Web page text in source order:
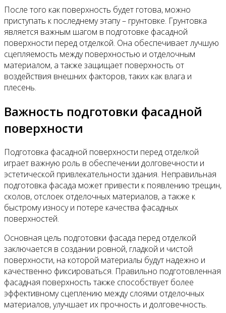
После того как поверхность будет готова, можно
приступать к последнему этапу – грунтовке. Грунтовка
является важным шагом в подготовке фасадной
поверхности перед отделкой. Она обеспечивает лучшую
сцепляемость между поверхностью и отделочным
материалом, а также защищает поверхность от
воздействия внешних факторов, таких как влага и
плесень.
Важность подготовки фасадной
поверхности
Подготовка фасадной поверхности перед отделкой
играет важную роль в обеспечении долговечности и
эстетической привлекательности здания. Неправильная
подготовка фасада может привести к появлению трещин,
сколов, отслоек отделочных материалов, а также к
быстрому износу и потере качества фасадных
поверхностей.
Основная цель подготовки фасада перед отделкой
заключается в создании ровной, гладкой и чистой
поверхности, на которой материалы будут надежно и
качественно фиксироваться. Правильно подготовленная
фасадная поверхность также способствует более
эффективному сцеплению между слоями отделочных
материалов, улучшает их прочность и долговечность.